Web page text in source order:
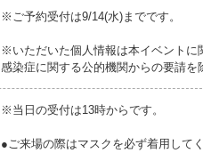
※ご予約受付は9/14(水)までです。
※いただいた個人情報は本イベントに
感染症に関する公的機関からの要請を
※当日の受付は13時からです。
●ご来場の際はマスクを必ず着用してく